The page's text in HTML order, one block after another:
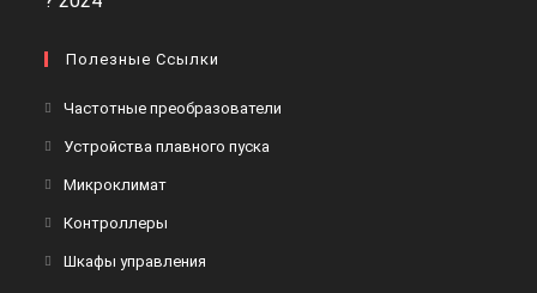
Полезные Ссылки
Частотные преобразователи
Устройства плавного пуска
Микроклимат
Контроллеры
Шкафы управления